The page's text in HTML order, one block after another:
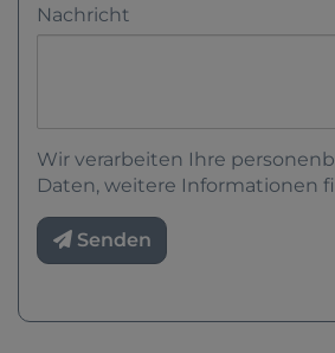
Nachricht
Wir verarbeiten Ihre
Daten, weitere Informationen
Senden